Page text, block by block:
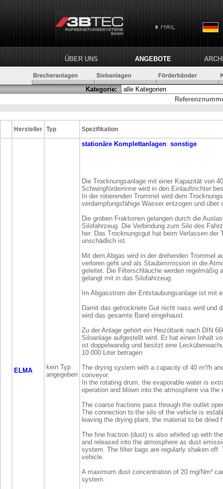
ÜBER UNS ANGEBOTE
Kategorie:
Hersteller Typ Spezifikation
ELMA
kein Typ
angegeben
stationäre Komplettanlagen: sonstige
Die Trocknungsanlage mit einer Kapazität von
Schwingförderrinne wird in den Einlauftrichter
In der rotierenden Trommel wird dem
verdampfungsfähige Wasser entzogen und
Die groben Fraktionen gelangen durch die
Silofahrzeug. Die Verbindung zum Silo des
her. Das Trocknungsgut hat beim Verlassen der
unschädlich ist.
Mit dem Abgas wird in der drehenden Trommel
verloren geht und als Staubimmission in die
geleitet. Die Filterschläuche werden regelmäßig
gelangt mit in das Silofahrzeug.
Im Abgasstrom der Entstaubungsanlage ist mit
Damit das getrocknete Gut nicht nass wird und
wird das gesamte Band eingehaust.
Zu der Anlage gehört ein Heizöltank nach DIN
Siloanlage aufgestellt wird. Er hat einen Inhalt
ist doppelwandig und besitzt eine
10.000 Liter betragen
The drying system with a capacity of 40 m³/h
conveyor.
In the rotating drum, the evaporable water is
operation and blown into the atmosphere via the
The coarse fractions pass through the outlet
The connection to the silo of the vehicle is
leaving the drying plant, the material to be
The fine fraction (dust) is also whirled up with
and released into the atmosphere as dust
system. The filter bags are regularly shaken
vehicle.
A maximum dust concentration of 20 mg/Nm³
system.